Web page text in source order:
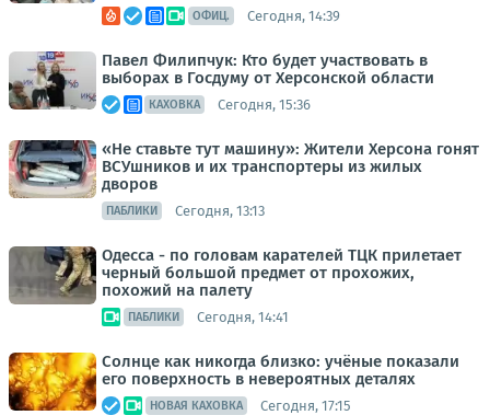
ОФИЦ. Сегодня, 14:39
Павел Филипчук: Кто будет участвовать в
выборах в Госдуму от Херсонской области
КАХОВКА Сегодня, 15:36
«Не ставьте тут машину»: Жители Херсона гонят
ВСУшников и их транспортеры из жилых
дворов
ПАБЛИКИ Сегодня, 13:13
Одесса - по головам карателей ТЦК прилетает
черный большой предмет от прохожих,
похожий на палету
ПАБЛИКИ Сегодня, 14:41
Солнце как никогда близко: учёные показали
его поверхность в невероятных деталях
НОВАЯ КАХОВКА Сегодня, 17:15